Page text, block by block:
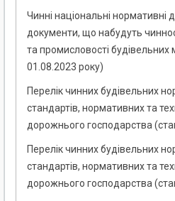
Чинні національні нормативні
документи, що набудуть
та промисловості будівельних
01.08.2023 року)
Перелік чинних будівельних
стандартів, нормативних та
дорожнього господарства
Перелік чинних будівельних
стандартів, нормативних та
дорожнього господарства